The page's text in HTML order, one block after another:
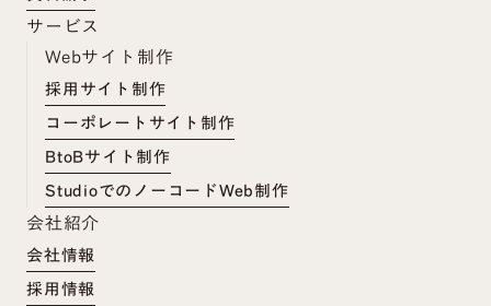
サービス
Webサイト制作
採用サイト制作
コーポレートサイト制作
BtoBサイト制作
StudioでのノーコードWeb制作
会社紹介
会社情報
採用情報